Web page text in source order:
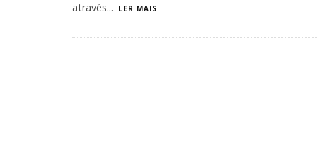
através... LER MAIS